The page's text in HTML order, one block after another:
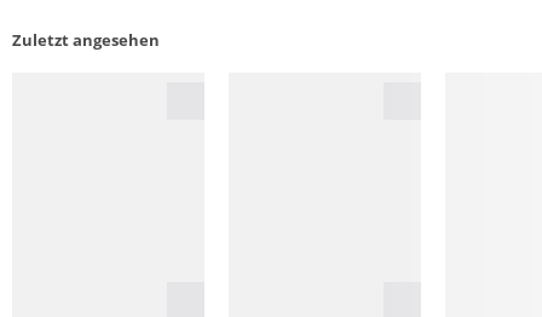
Zuletzt angesehen